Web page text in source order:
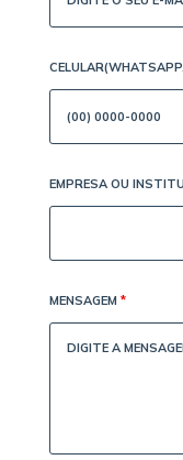
EMPRESA OU
MENSAGEM *